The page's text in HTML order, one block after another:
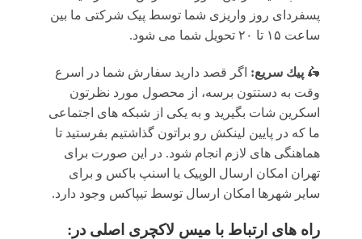
پسفردای روز واريزى شما توسط پیک شرکتی ما بين
ساعت ۱۵ تا ٢٠ تحويل شما مى شود.
🛵 پيك سریع: اگر قصد دارید سفارش شما در اسرع
وقت به دستتون برسه، از محصول مورد نظرتون
اسکرین شات بگیرید و به یکی از شبکه های اجتماعی
ما که در پایین لینکش رو براتون گذاشتیم بفرستید تا
هماهنگی های لازم انجام شود. در این صورت برای
تهران امکان ارسال الوپیک یا اسنپ باکس و برای
سایر شهرها امکان ارسال توسط تیپاکس وجود دارد.
راه های ارتباط با میس لاکچری اصلی در: